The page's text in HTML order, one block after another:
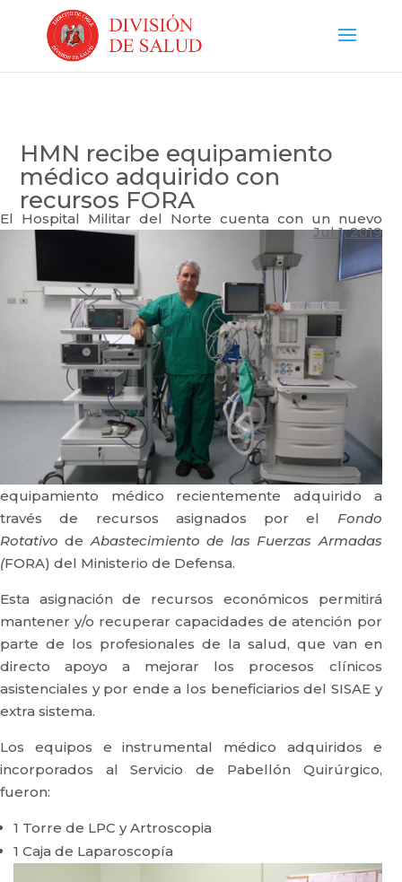
HMN recibe equipamiento
médico adquirido con
recursos FORA
Jul 1, 2019
El Hospital Militar del Norte cuenta con un nuevo
equipamiento médico recientemente adquirido a
través de recursos asignados por el Fondo
Rotativo de Abastecimiento de las Fuerzas Armadas
(FORA) del Ministerio de Defensa.
Esta asignación de recursos económicos permitirá
mantener y/o recuperar capacidades de atención por
parte de los profesionales de la salud, que van en
directo apoyo a mejorar los procesos clínicos
asistenciales y por ende a los beneficiarios del SISAE y
extra sistema.
Los equipos e instrumental médico adquiridos e
incorporados al Servicio de Pabellón Quirúrgico,
fueron:
1 Torre de LPC y Artroscopia
1 Caja de Laparoscopía